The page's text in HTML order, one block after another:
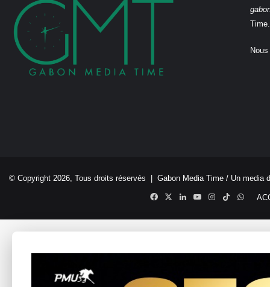
Time.
© Copyright 2026, Tous droits réservés | Gabon Media Time / Un media
Facebook
X LinkedinYouTubeInstagram
TikTok